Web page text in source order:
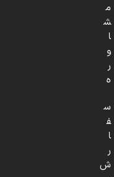
م
ش
ا
و
ر
ه
س
ف
ا
ر
ش